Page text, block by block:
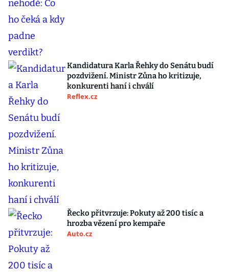
Kandidatura Karla Řehky do Senátu budí
pozdvižení. Ministr Zůna ho kritizuje,
konkurenti haní i chválí
Reflex.cz
Řecko přitvrzuje: Pokuty až 200 tisíc a
hrozba vězení pro kempaře
Auto.cz